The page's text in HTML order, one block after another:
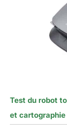
Test du robot
et cartographie